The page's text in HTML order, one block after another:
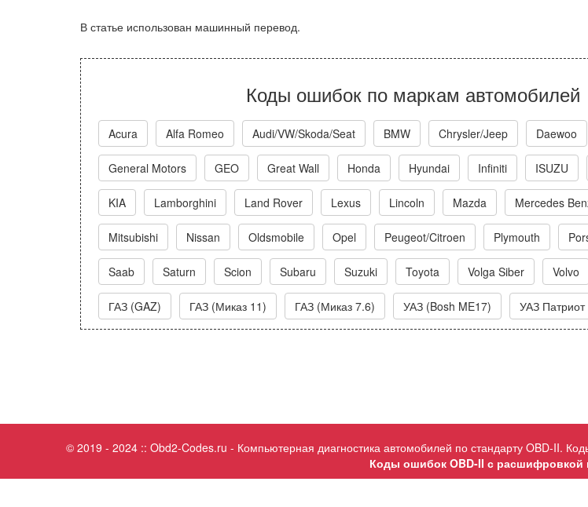
В статье использован машинный перевод.
Коды ошибок по маркам автомобилей
Acura Alfa Romeo Audi/VW/Skoda/Seat BMW Chrysler/Jeep Daewoo
General Motors GEO Great Wall Honda Hyundai Infiniti ISUZU
KIA Lamborghini Land Rover Lexus Lincoln Mazda Mercedes
Mitsubishi Nissan Oldsmobile Opel Peugeot/Citroen Plymouth
Saab Saturn Scion Subaru Suzuki Toyota Volga Siber Volvo
ГАЗ (GAZ) ГАЗ (Миказ 11) ГАЗ (Миказ 7.6) УАЗ (Bosh ME17) УАЗ Патриот
© 2019 - 2024 :: Obd2-Codes.ru - Компьютерная диагностика автомобилей по стандарту OBD-II.
Коды ошибок OBD-II с расшифровкой